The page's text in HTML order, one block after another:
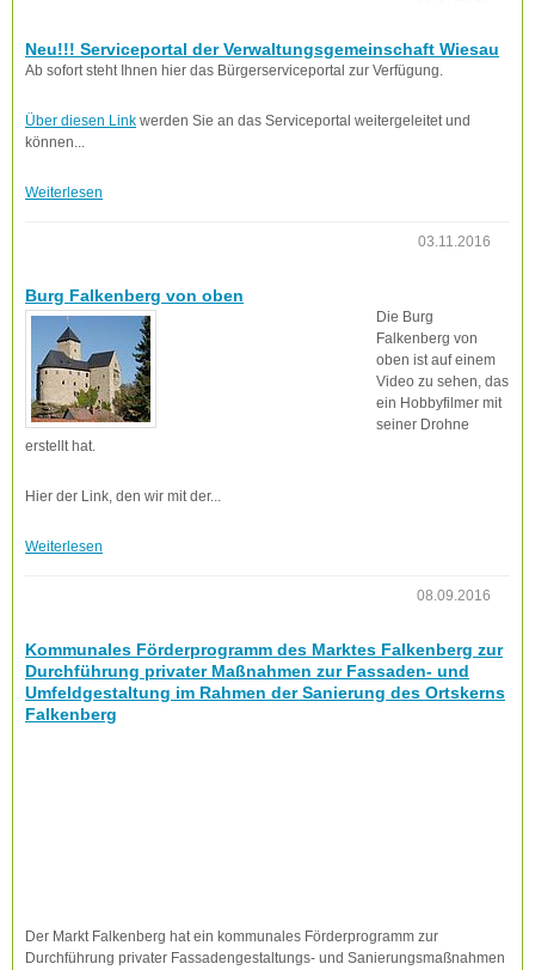
Neu!!! Serviceportal der Verwaltungsgemeinschaft Wiesau
Ab sofort steht Ihnen hier das Bürgerserviceportal zur Verfügung.
Über diesen Link werden Sie an das Serviceportal weitergeleitet und
können...
Weiterlesen
03.11.2016
Burg Falkenberg von oben
Die Burg
Falkenberg von
oben ist auf einem
Video zu sehen, das
ein Hobbyfilmer mit
seiner Drohne
erstellt hat.
Hier der Link, den wir mit der...
Weiterlesen
08.09.2016
Kommunales Förderprogramm des Marktes Falkenberg zur
Durchführung privater Maßnahmen zur Fassaden- und
Umfeldgestaltung im Rahmen der Sanierung des Ortskerns
Falkenberg
Der Markt Falkenberg hat ein kommunales Förderprogramm zur
Durchführung privater Fassadengestaltungs- und Sanierungsmaßnahmen